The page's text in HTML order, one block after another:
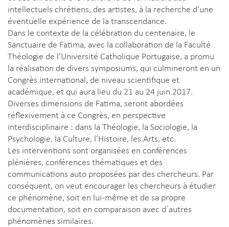
intellectuels chrétiens, des artistes, à la recherche d’une
éventuelle expérience de la transcendance.
Dans le contexte de la célébration du centenaire, le
Sanctuaire de Fatima, avec la collaboration de la Faculté
Théologie de l’Université Catholique Portugaise, a promu
la réalisation de divers symposiums, qui culmineront en un
Congrès international, de niveau scientifique et
académique, et qui aura lieu du 21 au 24 juin 2017.
Diverses dimensions de Fatima, seront abordées
réflexivement à ce Congrès, en perspective
interdisciplinaire : dans la Théologie, la Sociologie, la
Psychologie, la Culture, l’Histoire, les Arts, etc.
Les interventions sont organisées en conférences
plénières, conférences thématiques et des
communications auto proposées par des chercheurs. Par
conséquent, on veut encourager les chercheurs à étudier
ce phénomène, soit en lui-même et de sa propre
documentation, soit en comparaison avec d´autres
phénomènes similaires.